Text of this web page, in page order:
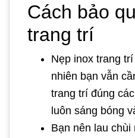
Cách bảo
trang trí
Nẹp inox trang
nhiên bạn vẫn
trang trí đúng
luôn sáng bóng
Bạn nên lau